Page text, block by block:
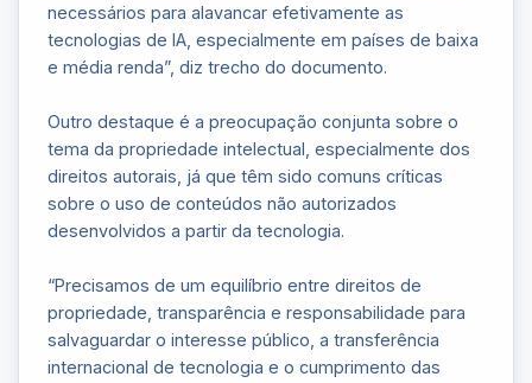
necessários para alavancar efetivamente as
tecnologias de IA, especialmente em países de baixa
e média renda”, diz trecho do documento.
Outro destaque é a preocupação conjunta sobre o
tema da propriedade intelectual, especialmente dos
direitos autorais, já que têm sido comuns críticas
sobre o uso de conteúdos não autorizados
desenvolvidos a partir da tecnologia.
“Precisamos de um equilíbrio entre direitos de
propriedade, transparência e responsabilidade para
salvaguardar o interesse público, a transferência
internacional de tecnologia e o cumprimento das